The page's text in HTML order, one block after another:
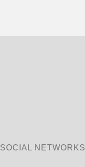
SOCIAL NETWORKS